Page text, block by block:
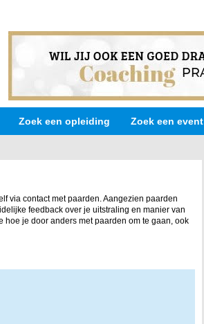
Zoek een opleiding Zoek een event
via contact met paarden. Aangezien paarden
feedback over je uitstraling en manier van
je door anders met paarden om te gaan, ook